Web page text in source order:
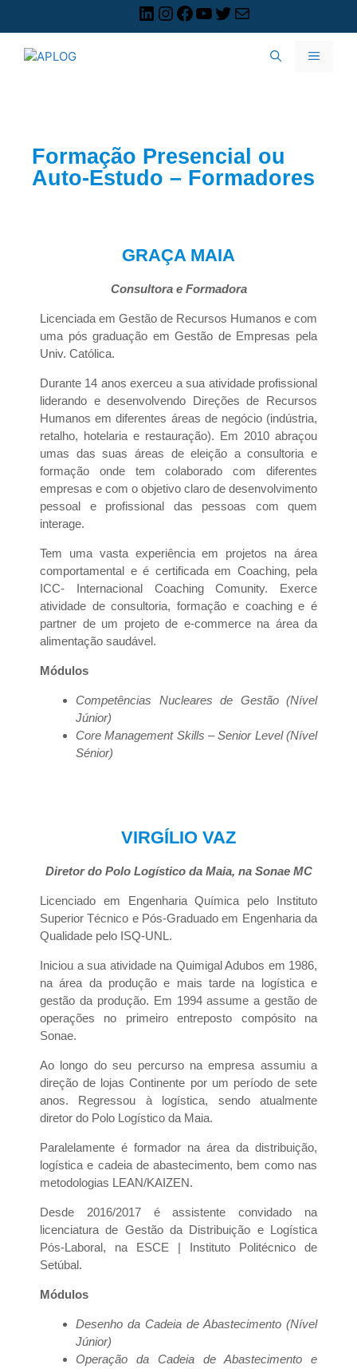
Formação Presencial ou
Auto-Estudo – Formadores
GRAÇA MAIA
Consultora e Formadora
Licenciada em Gestão de Recursos Humanos e com
uma pós graduação em Gestão de Empresas pela
Univ. Católica.
Durante 14 anos exerceu a sua atividade profissional
liderando e desenvolvendo Direções de Recursos
Humanos em diferentes áreas de negócio (indústria,
retalho, hotelaria e restauração). Em 2010 abraçou
umas das suas áreas de eleição a consultoria e
formação onde tem colaborado com diferentes
empresas e com o objetivo claro de desenvolvimento
pessoal e profissional das pessoas com quem
interage.
Tem uma vasta experiência em projetos na área
comportamental e é certificada em Coaching, pela
ICC- Internacional Coaching Comunity. Exerce
atividade de consultoria, formação e coaching e é
partner de um projeto de e-commerce na área da
alimentação saudável.
Módulos
Competências Nucleares de Gestão (Nível
Júnior)
Core Management Skills – Senior Level (Nível
Sénior)
VIRGÍLIO VAZ
Diretor do Polo Logístico da Maia, na Sonae MC
Licenciado em Engenharia Química pelo Instituto
Superior Técnico e Pós-Graduado em Engenharia da
Qualidade pelo ISQ-UNL.
Iniciou a sua atividade na Quimigal Adubos em 1986,
na área da produção e mais tarde na logística e
gestão da produção. Em 1994 assume a gestão de
operações no primeiro entreposto compósito na
Sonae.
Ao longo do seu percurso na empresa assumiu a
direção de lojas Continente por um período de sete
anos. Regressou à logística, sendo atualmente
diretor do Polo Logístico da Maia.
Paralelamente é formador na área da distribuição,
logística e cadeia de abastecimento, bem como nas
metodologias LEAN/KAIZEN.
Desde 2016/2017 é assistente convidado na
licenciatura de Gestão da Distribuição e Logística
Pós-Laboral, na ESCE | Instituto Politécnico de
Setúbal.
Módulos
Desenho da Cadeia de Abastecimento (Nível
Júnior)
Operação da Cadeia de Abastecimento e